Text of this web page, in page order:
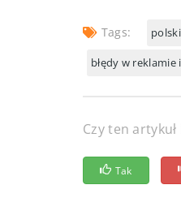
przemyślanej
błędy w